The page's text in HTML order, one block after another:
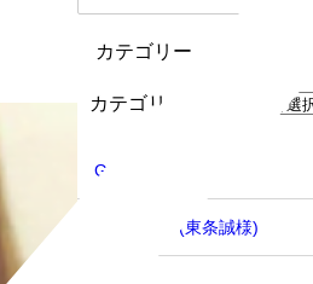
カテゴリー
カテゴリー
GACKT
ローランド(東条誠様)